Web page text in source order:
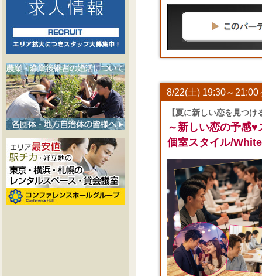
8/22(土) 19:30～21:00
【夏に新しい恋を見つ
～新しい恋の予感
個室スタイル/